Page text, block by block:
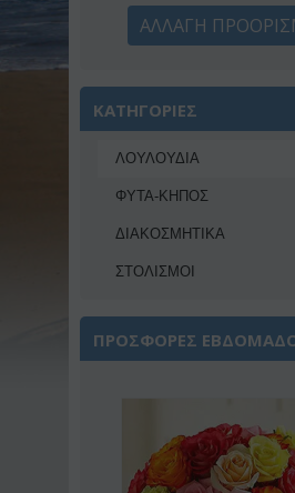
ΑΛΛΑΓΗ
ΚΑΤΗΓΟΡΙΕΣ
ΛΟΥΛΟΥΔΙΑ
ΦΥΤΑ-ΚΗΠΟΣ
ΔΙΑΚΟΣΜΗΤΙΚA
ΣΤΟΛΙΣΜΟΙ
ΠΡΟΣΦΟΡΕΣ